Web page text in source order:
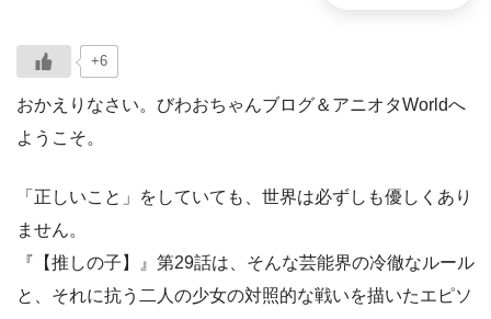
+6
おかえりなさい。びわおちゃんブログ＆アニオタWorldへ
ようこそ。
「正しいこと」をしていても、世界は必ずしも優しくあり
ません。
『【推しの子】』第29話は、そんな芸能界の冷徹なルール
と、それに抗う二人の少女の対照的な戦いを描いたエピソ